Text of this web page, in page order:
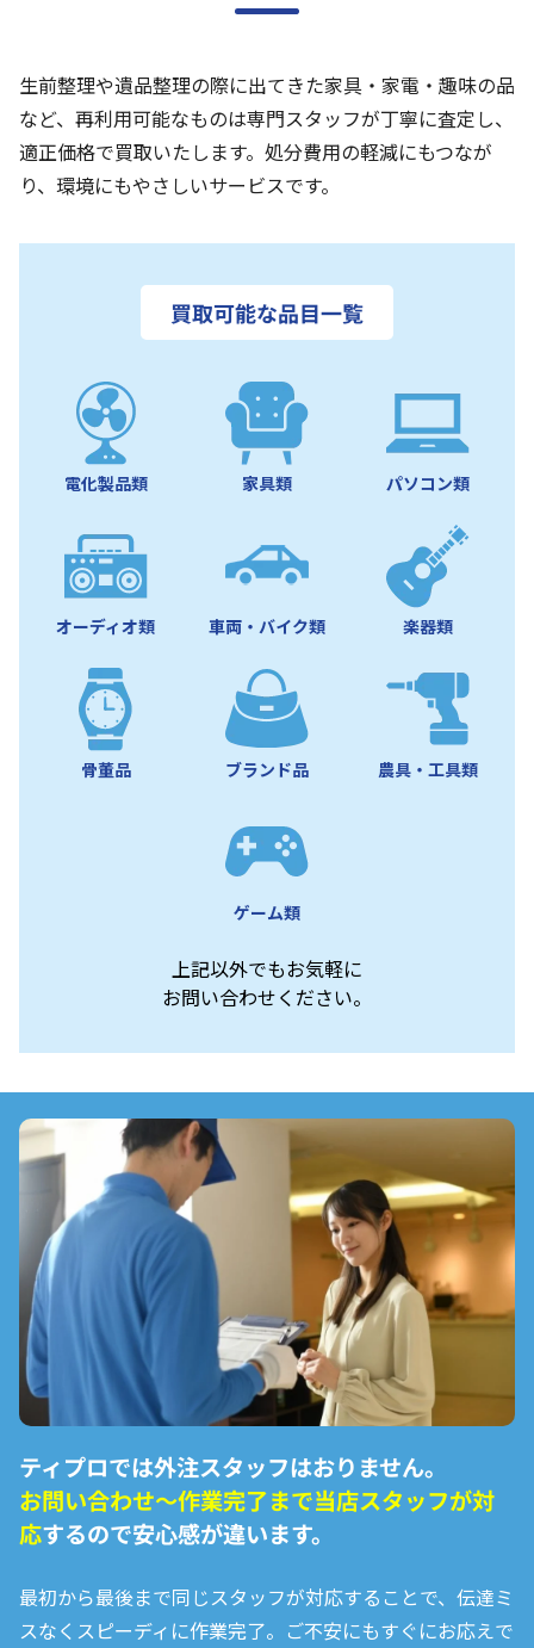
生前整理や遺品整理の際に出てきた家具・家電・趣味の品
など、再利用可能なものは専門スタッフが丁寧に査定し、
適正価格で買取いたします。処分費用の軽減にもつなが
り、環境にもやさしいサービスです。
買取可能な品目一覧
電化製品類 家具類 パソコン類
オーディオ類 車両・バイク類 楽器類
骨董品 ブランド品 農具・工具類
ゲーム類
上記以外でもお気軽に
お問い合わせください。
ティプロでは外注スタッフはおりません。
お問い合わせ〜作業完了まで当店スタッフが対
応するので安心感が違います。
最初から最後まで同じスタッフが対応することで、伝達ミ
スなくスピーディに作業完了。ご不安にもすぐにお応えで